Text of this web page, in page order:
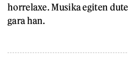
horrelaxe. Musika egiten
gara han.